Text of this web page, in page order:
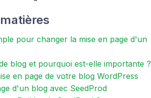
pour changer la mise en page d'un
blog et pourquoi est-elle importante ?
en page de votre blog WordPress
d'un blog avec SeedProd